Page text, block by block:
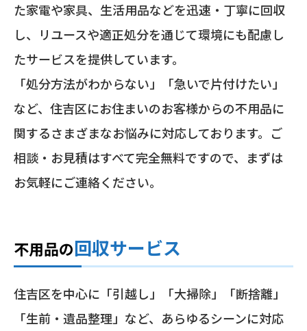
た家電や家具、生活用品などを迅速・丁寧に回収
し、リユースや適正処分を通じて環境にも配慮し
たサービスを提供しています。
「処分方法がわからない」「急いで片付けたい」
など、住吉区にお住まいのお客様からの不用品に
関するさまざまなお悩みに対応しております。ご
相談・お見積はすべて完全無料ですので、まずは
お気軽にご連絡ください。
不用品の回収サービス
住吉区を中心に「引越し」「大掃除」「断捨離」
「生前・遺品整理」など、あらゆるシーンに対応